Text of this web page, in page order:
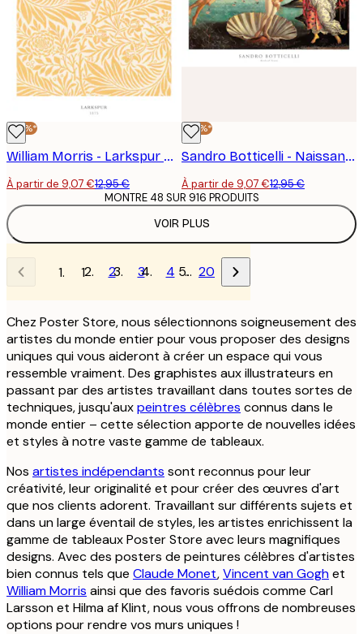
-30%*
William Morris - Larkspur No3 Poster
À partir de 9,07 €12,95 €
-30%*
Sandro Botticelli - Naissance de Vénus Poster
À partir de 9,07 €12,95 €
VOIR PLUS
MONTRE 48 SUR 916 PRODUITS
1 2 3 4 … 20
Chez Poster Store, nous sélectionnons soigneusement des
artistes du monde entier pour vous proposer des designs
uniques qui vous aideront à créer un espace qui vous
ressemble vraiment. Des graphistes aux illustrateurs en
passant par des artistes travaillant dans toutes sortes de
techniques, jusqu'auxpeintres célèbres connus dans le
monde entier – cette sélection apporte de nouvelles idées
et styles à notre vaste gamme de tableaux.
Nos artistes indépendants sont reconnus pour leur
créativité, leur originalité et pour créer des œuvres d'art
que nos clients adorent. Travaillant sur différents sujets et
dans un large éventail de styles, les artistes enrichissent la
gamme de tableaux Poster Store avec leurs magnifiques
designs. Avec des posters de peintures célèbres d'artistes
bien connus tels que Claude Monet,Vincent van Goghet
William Morris ainsi que des favoris suédois comme Carl
Larsson et Hilma af Klint, nous vous offrons de nombreuses
options pour rendre vos murs uniques !